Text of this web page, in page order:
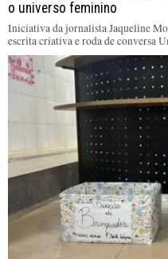
o universo feminino
Iniciativa da jornalista Jaqueline
escrita criativa e roda de conversa